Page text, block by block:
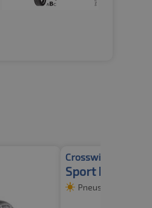
Crosswind
Sport Peak XL TL
Pneus de verão